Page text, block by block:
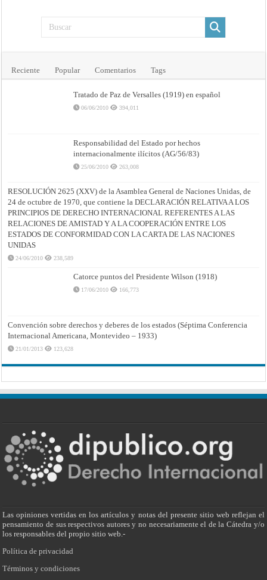
Reciente Popular Comentarios Tags
Tratado de Paz de Versalles (1919) en español
06/06/2010 394,011
Responsabilidad del Estado por hechos
internacionalmente ilícitos (AG/56/83)
25/06/2010 263,008
RESOLUCIÓN 2625 (XXV) de la Asamblea General de Naciones Unidas, de
24 de octubre de 1970, que contiene la DECLARACIÓN RELATIVA A LOS
PRINCIPIOS DE DERECHO INTERNACIONAL REFERENTES A LAS
RELACIONES DE AMISTAD Y A LA COOPERACIÓN ENTRE LOS
ESTADOS DE CONFORMIDAD CON LA CARTA DE LAS NACIONES
UNIDAS
24/06/2010 238,589
Catorce puntos del Presidente Wilson (1918)
17/06/2010 166,773
Convención sobre derechos y deberes de los estados (Séptima Conferencia
Internacional Americana, Montevideo – 1933)
21/01/2013 123,628
Las opiniones vertidas en los artículos y notas del presente sitio web reflejan el
pensamiento de sus respectivos autores y no necesariamente el de la Cátedra y/o
los responsables del propio sitio web.-
Política de privacidad
Términos y condiciones